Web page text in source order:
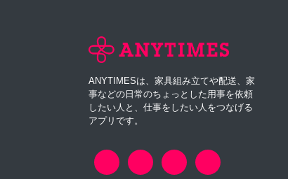
ANYTIMESは、家具組み立てや配送、家
事などの日常のちょっとした用事を依頼
したい人と、仕事をしたい人をつなげる
アプリです。